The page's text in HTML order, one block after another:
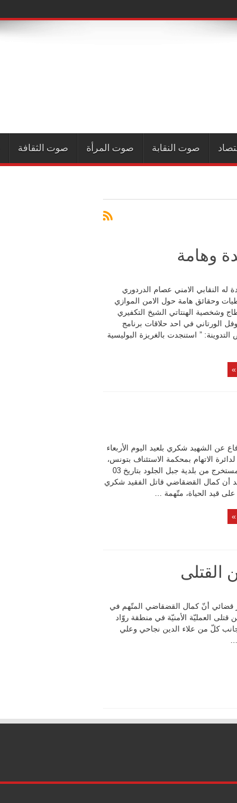
صوت النقابة صوت المرأة صوت الثقافة
وهامة
له النقابي الامني عصام الدردوري
وحقائق هامة حول الامن الموازي
وشخصية الهنتاتي الشيخ التكفيري
الورتاني في احد حلاقات برنامج
” استنجدت بالغريزة البوليسية
»
عن الشهيد شكري بلعيد اليوم الأربعاء
04 جوان 2014 لدائرة الاتهام بمحكمة الاستئناف بتونس،
مضمون ولادة مستخرج من بلدية جبل الجلود بتاريخ 03
2014 يفيد أن كمال القضقاضي قاتل الفقيد شكري
قيد الحياة، متّهمة ...
»
القتلى
قضائي أنّ كمال القضقاضي المتّهم في
العمليّة الأمنيّة في منطقة روّاد
جانب كلّ من علاء الدين نجاحي وعلي